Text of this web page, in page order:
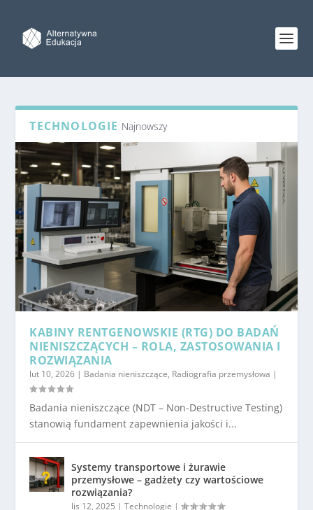
TECHNOLOGIE Najnowszy
KABINY RENTGENOWSKIE (RTG) DO BADAŃ
NIENISZCZĄCYCH – ROLA, ZASTOSOWANIA I
ROZWIĄZANIA
lut 10, 2026 | Badania nieniszczące, Radiografia przemysłowa |
Badania nieniszczące (NDT – Non-Destructive Testing)
stanowią fundament zapewnienia jakości i...
Systemy transportowe i żurawie
przemysłowe – gadżety czy wartościowe
rozwiązania?
lis 12, 2025 |Technologie |